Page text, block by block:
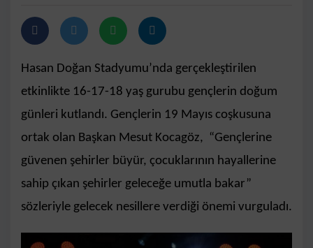
Hasan Doğan Stadyumu’nda gerçekleştirilen
etkinlikte 16-17-18 yaş gurubu gençlerin doğum
günleri kutlandı. Gençlerin 19 Mayıs coşkusuna
ortak olan Başkan Mesut Kocagöz, “Gençlerine
güvenen şehirler büyür, çocuklarının hayallerine
sahip çıkan şehirler geleceğe umutla bakar”
sözleriyle gelecek nesillere verdiği önemi vurguladı.